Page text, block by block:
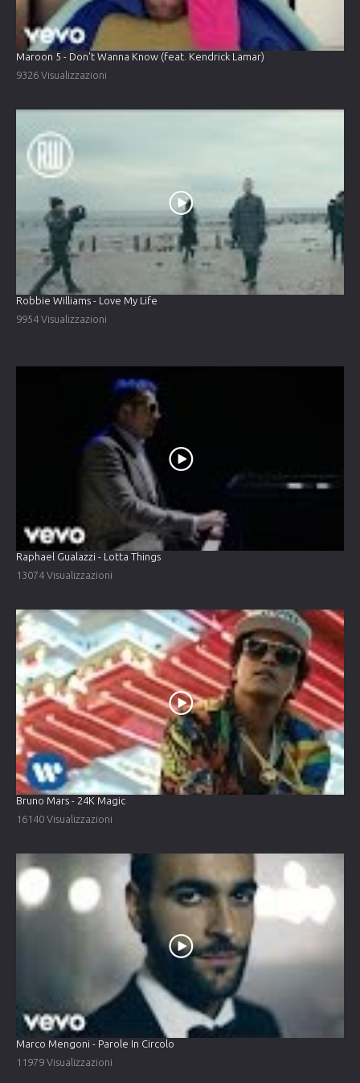
Maroon 5 - Don't Wanna Know (feat. Kendrick Lamar)
9326 Visualizzazioni
Robbie Williams - Love My Life
9954 Visualizzazioni
Raphael Gualazzi - Lotta Things
13074 Visualizzazioni
Bruno Mars - 24K Magic
16140 Visualizzazioni
Marco Mengoni - Parole In Circolo
11979 Visualizzazioni